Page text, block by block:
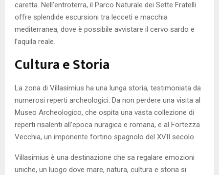
caretta. Nell’entroterra, il Parco Naturale dei Sette Fratelli
offre splendide escursioni tra lecceti e macchia
mediterranea, dove è possibile avvistare il cervo sardo e
l’aquila reale.
Cultura e Storia
La zona di Villasimius ha una lunga storia, testimoniata da
numerosi reperti archeologici. Da non perdere una visita al
Museo Archeologico, che ospita una vasta collezione di
reperti risalenti all’epoca nuragica e romana, e al Fortezza
Vecchia, un imponente fortino spagnolo del XVII secolo.
Villasimius è una destinazione che sa regalare emozioni
uniche, un luogo dove mare, natura, cultura e storia si